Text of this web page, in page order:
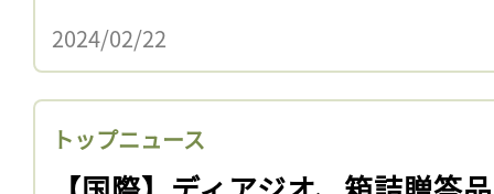
2024/02/22
トップニュース